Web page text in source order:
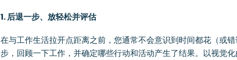
1. 后退一步、放轻松并评估
在与工作生活拉开点距离之前，您通常不会意识到时间都花（或
步，回顾一下工作，并确定哪些行动和活动产生了结果。以视觉